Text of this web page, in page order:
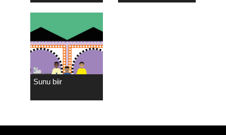
Sunu biir